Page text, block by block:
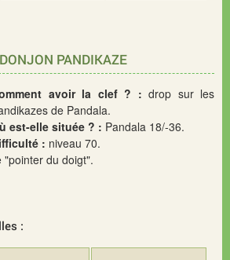
DONJON PANDIKAZE
avoir la clef ? : drop sur les
de Pandala.
est-elle située ? : Pandala 18/-36.
: niveau 70.
"pointer du doigt".
: